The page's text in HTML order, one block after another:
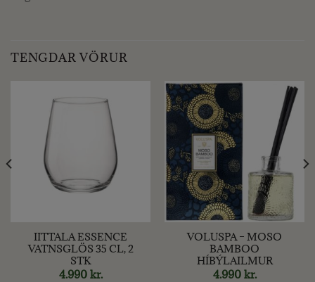
TENGDAR VÖRUR
IITTALA ESSENCE
VATNSGLÖS 35 CL, 2
STK
4.990 kr.
VOLUSPA – MOSO
BAMBOO
HÍBÝLAILMUR
4.990 kr.